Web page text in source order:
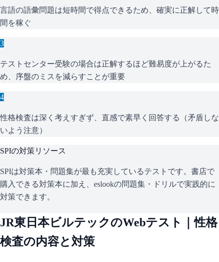
言語の語彙問題は短時間で得点できるため、確実に正解して時
間を稼ぐ
3
テストセンター受験の場合は正解するほど難易度が上がるた
め、序盤のミスを減らすことが重要
4
性格検査は深く考えすぎず、直感で素早く回答する（矛盾しな
いよう注意）
SPIの対策リソース
SPIは対策本・問題集が最も充実しているテストです。書店で
購入できる対策本に加え、eslookの問題集・ドリルで実践的に
対策できます。
JR東日本ビルテックのWebテスト｜性格
検査の内容と対策